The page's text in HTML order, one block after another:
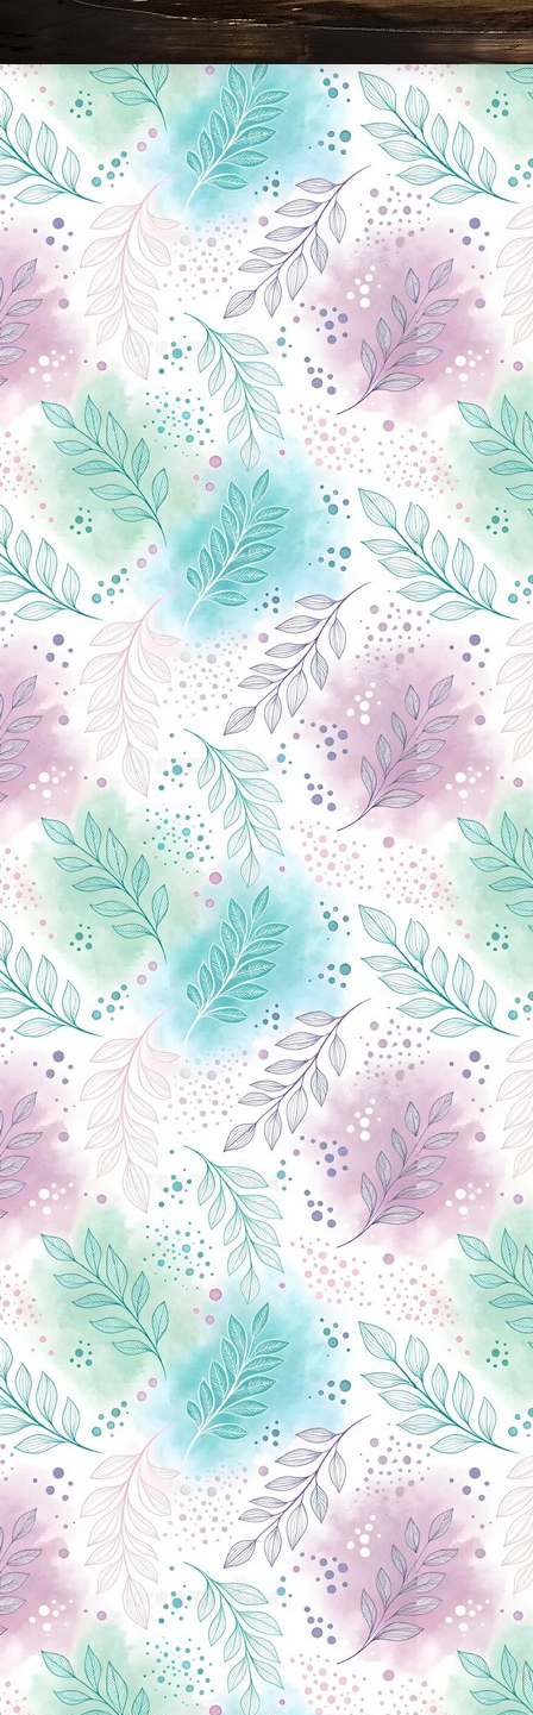
Новини Чернігова, Чернігівські новини, Чернігівський формат, новини Чернігова, події в Чернігові: політика, економіка, аналітика, культура, відеоновини, екологія, спортивний Чернігів, туризм, Чернігів